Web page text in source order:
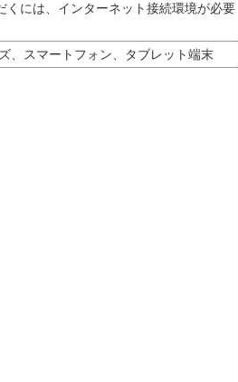
には、インターネット接続環境が必要
、スマートフォン、タブレット端末